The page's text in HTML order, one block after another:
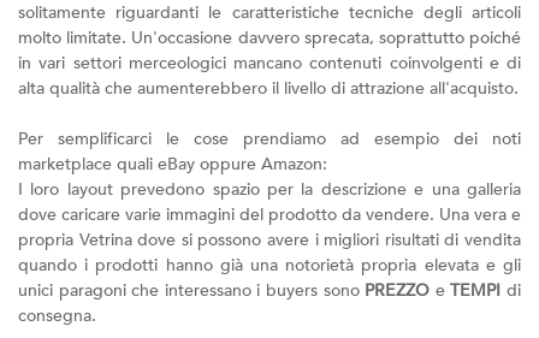
solitamente riguardanti le caratteristiche tecniche degli articoli
molto limitate. Un'occasione davvero sprecata, soprattutto poiché
in vari settori merceologici mancano contenuti coinvolgenti e di
alta qualità che aumenterebbero il livello di attrazione all'acquisto.
Per semplificarci le cose prendiamo ad esempio dei noti
marketplace quali eBay oppure Amazon:
I loro layout prevedono spazio per la descrizione e una galleria
dove caricare varie immagini del prodotto da vendere. Una vera e
propria Vetrina dove si possono avere i migliori risultati di vendita
quando i prodotti hanno già una notorietà propria elevata e gli
unici paragoni che interessano i buyers sono PREZZO eTEMPI di
consegna.